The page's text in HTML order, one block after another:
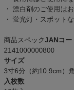
・ 漂白剤のご使用は
・ 蛍光灯・スポット
商品スペックJANコー
2141000000800
サイズ
3寸6分（約10.9cm）角
入枚数